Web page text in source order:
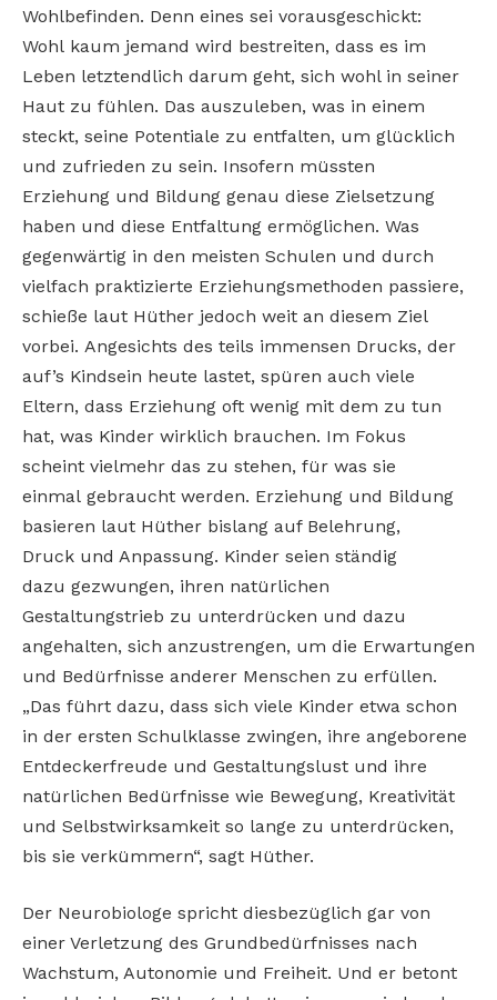
Wohlbefinden. Denn eines sei vorausgeschickt:
Wohl kaum jemand wird bestreiten, dass es im
Leben letztendlich darum geht, sich wohl in seiner
Haut zu fühlen. Das auszuleben, was in einem
steckt, seine Potentiale zu entfalten, um glücklich
und zufrieden zu sein. Insofern müssten
Erziehung und Bildung genau diese Zielsetzung
haben und diese Entfaltung ermöglichen. Was
gegenwärtig in den meisten Schulen und durch
vielfach praktizierte Erziehungsmethoden passiere,
schieße laut Hüther jedoch weit an diesem Ziel
vorbei. Angesichts des teils immensen Drucks, der
auf’s Kindsein heute lastet, spüren auch viele
Eltern, dass Erziehung oft wenig mit dem zu tun
hat, was Kinder wirklich brauchen. Im Fokus
scheint vielmehr das zu stehen, für was sie
einmal gebraucht werden. Erziehung und Bildung
basieren laut Hüther bislang auf Belehrung,
Druck und Anpassung. Kinder seien ständig
dazu gezwungen, ihren natürlichen
Gestaltungstrieb zu unterdrücken und dazu
angehalten, sich anzustrengen, um die Erwartungen
und Bedürfnisse anderer Menschen zu erfüllen.
„Das führt dazu, dass sich viele Kinder etwa schon
in der ersten Schulklasse zwingen, ihre angeborene
Entdeckerfreude und Gestaltungslust und ihre
natürlichen Bedürfnisse wie Bewegung, Kreativität
und Selbstwirksamkeit so lange zu unterdrücken,
bis sie verkümmern“, sagt Hüther.
Der Neurobiologe spricht diesbezüglich gar von
einer Verletzung des Grundbedürfnisses nach
Wachstum, Autonomie und Freiheit. Und er betont